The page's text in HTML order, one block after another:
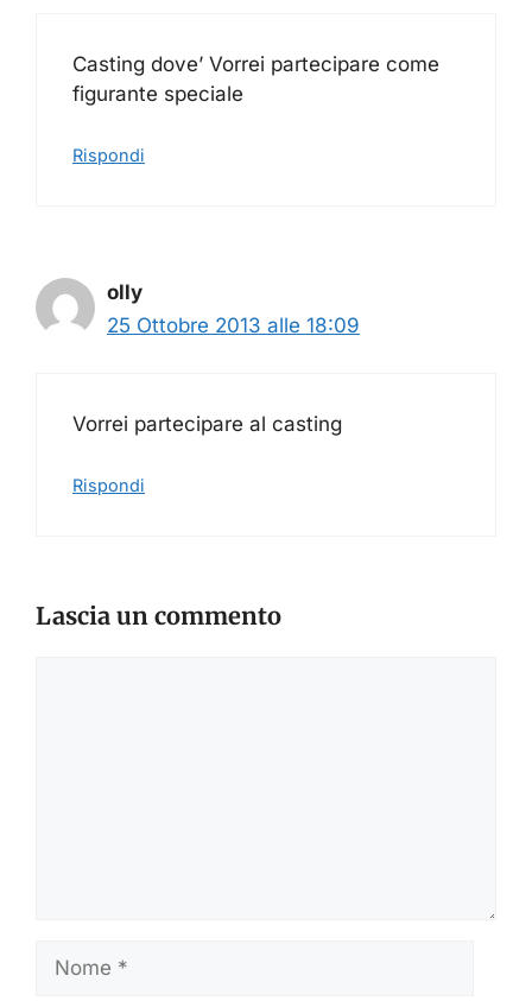
Casting dove’ Vorrei partecipare come
figurante speciale
Rispondi
olly
25 Ottobre 2013 alle 18:09
Vorrei partecipare al casting
Rispondi
Lascia un commento
Nome